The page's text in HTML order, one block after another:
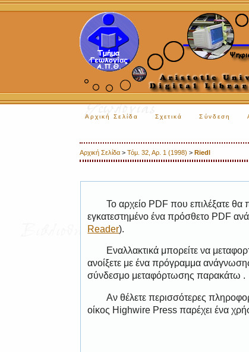
Αρχική Σελίδα Σχετικά Σύνδεση
Αρχική Σελίδα >Τόμ. 32, Αρ. 1 (1998) >Riedl
Το αρχείο PDF που επιλέξατε θα
εγκατεστημένο ένα πρόσθετο PDF
Reader).
Εναλλακτικά μπορείτε να
ανοίξετε με ένα πρόγραμμα
σύνδεσμο μεταφόρτωσης παρακάτω .
Αν θέλετε περισσότερες
οίκος Highwire Press παρέχει ένα